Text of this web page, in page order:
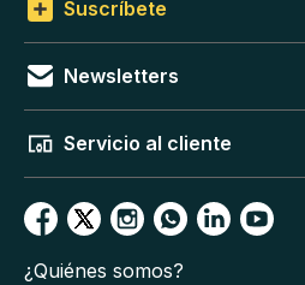
Suscríbete
Newsletters
Servicio al cliente
¿Quiénes somos?